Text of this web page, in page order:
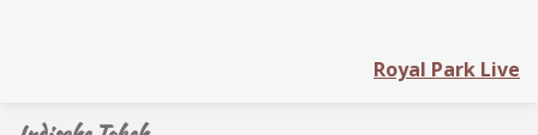
Royal Park Live